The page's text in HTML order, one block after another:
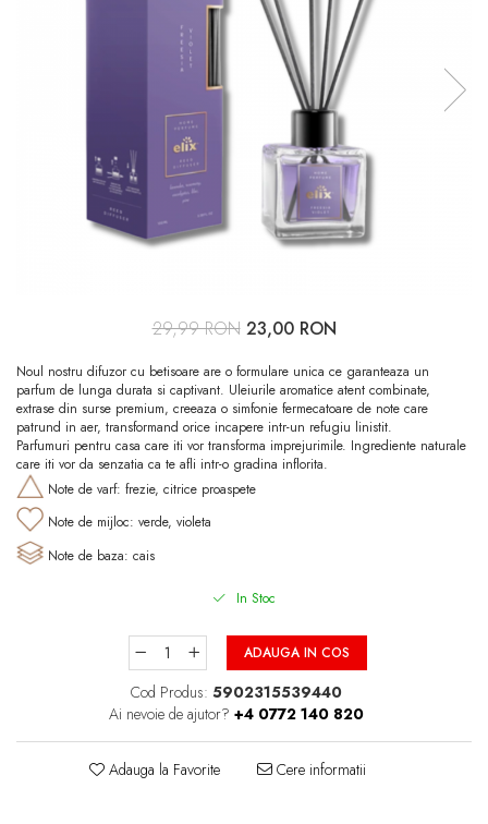
29,99 RON 23,00 RON
Noul nostru difuzor cu betisoare are o formulare unica ce garanteaza un
parfum de lunga durata si captivant. Uleiurile aromatice atent combinate,
extrase din surse premium, creeaza o simfonie fermecatoare de note care
patrund in aer, transformand orice incapere intr-un refugiu linistit.
Parfumuri pentru casa care iti vor transforma imprejurimile. Ingrediente naturale
care iti vor da senzatia ca te afli intr-o gradina inflorita.
Note de varf: frezie, citrice proaspete
Note de mijloc: verde, violeta
Note de baza: cais
In Stoc
ADAUGA IN COS
Cod Produs: 5902315539440
Ai nevoie de ajutor? +4 0772 140 820
Adauga la Favorite Cere informatii